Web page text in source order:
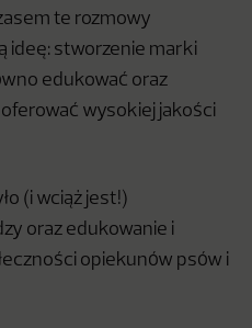
te rozmowy
ideę: stworzenie marki
edukować oraz
wysokiej jakości
(i wciąż jest!)
oraz edukowanie i
opiekunów psów i